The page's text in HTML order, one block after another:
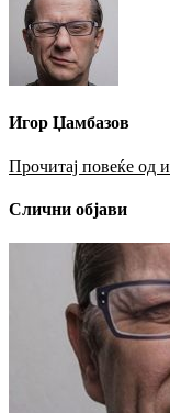
Игор Џамбазов
Прочитај повеќе од
Слични објави